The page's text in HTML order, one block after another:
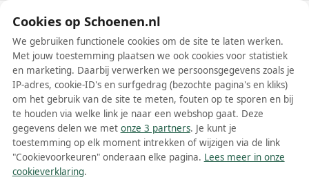
Schoenen.nl
Wis filters Alle filters
Moncler dames boots
Meer lezen
Cookies op Schoenen.nl
We gebruiken functionele cookies om de site te laten werken.
Met jouw toestemming plaatsen we ook cookies voor statistiek
en marketing. Daarbij verwerken we persoonsgegevens zoals je
IP-adres, cookie-ID's en surfgedrag (bezochte pagina's en kliks)
om het gebruik van de site te meten, fouten op te sporen en bij
te houden via welke link je naar een webshop gaat. Deze
gegevens delen we met onze 3 partners. Je kunt je
toestemming op elk moment intrekken of wijzigen via de link
"Cookievoorkeuren" onderaan elke pagina. Lees meer in onze
cookieverklaring.